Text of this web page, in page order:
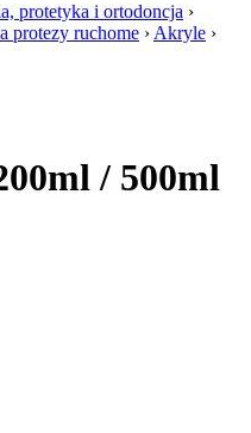
protetyka i ortodoncja ›
protezy ruchome › Akryle ›
/ 500ml